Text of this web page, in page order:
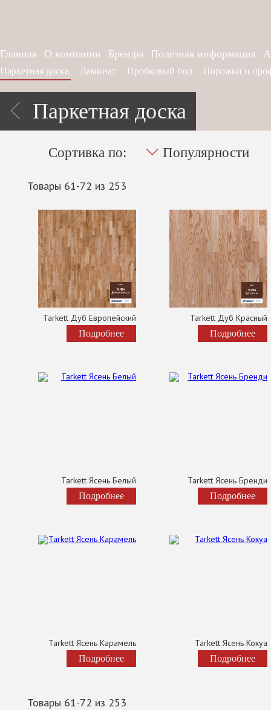
Главная О компании Бренды Полезная информация
Паркетная доска Ламинат Пробковый пол Порожки и
Паркетная доска
Сортивка по: Популярности
Товары 61-72 из 253
Tarkett Дуб Европейский
Подробнее
Tarkett Дуб Красный
Подробнее
Tarkett Ясень Белый
Подробнее
Tarkett Ясень Бренди
Подробнее
Tarkett Ясень Карамель
Подробнее
Tarkett Ясень Кокуа
Подробнее
Товары 61-72 из 253